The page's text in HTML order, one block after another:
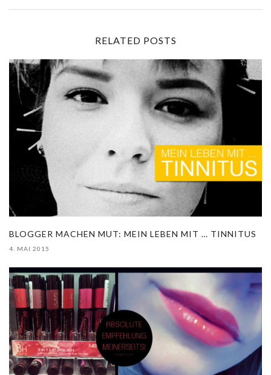
RELATED POSTS
BLOGGER MACHEN MUT: MEIN LEBEN MIT … TINNITUS
4. MAI 2015